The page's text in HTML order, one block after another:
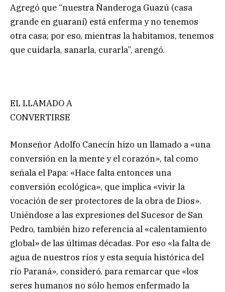
Agregó que “nuestra Ñanderoga Guazú (casa
grande en guaraní) está enferma y no tenemos
otra casa; por eso, mientras la habitamos, tenemos
que cuidarla, sanarla, curarla”, arengó.
EL LLAMADO A
CONVERTIRSE
Monseñor Adolfo Canecín hizo un llamado a «una
conversión en la mente y el corazón», tal como
señala el Papa: «Hace falta entonces una
conversión ecológica», que implica «vivir la
vocación de ser protectores de la obra de Dios».
Uniéndose a las expresiones del Sucesor de San
Pedro, también hizo referencia al «calentamiento
global» de las últimas décadas. Por eso «la falta de
agua de nuestros ríos y esta sequía histórica del
río Paraná», consideró, para remarcar que «los
seres humanos no sólo hemos enfermado la